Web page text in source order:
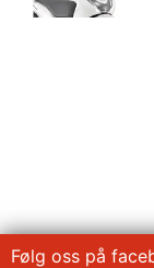
Følg oss på